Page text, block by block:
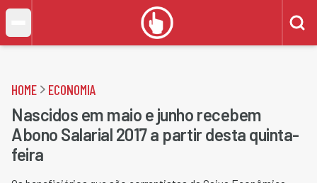
HOME ECONOMIA
Nascidos em maio e junho recebem
Abono Salarial 2017 a partir desta quinta-
feira